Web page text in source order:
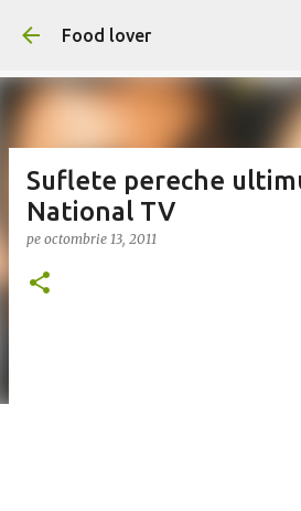
Treceți la conținutul
Food lover
Suflete pereche
National TV
pe octombrie 13, 2011